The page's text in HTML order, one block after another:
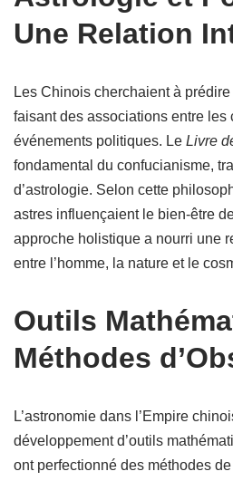
Une Relation
Les Chinois cherchaient à
faisant des associations entre les
événements politiques. Le Livre
fondamental du confucianisme,
d’astrologie. Selon cette
astres influençaient le bien-être
approche holistique a nourri une
entre l’homme, la nature et le
Outils
Méthodes
L’astronomie dans l’Empire
développement d’outils
ont perfectionné des méthodes